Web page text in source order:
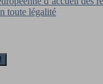
toute légalité